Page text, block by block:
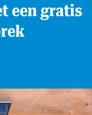
een gratis